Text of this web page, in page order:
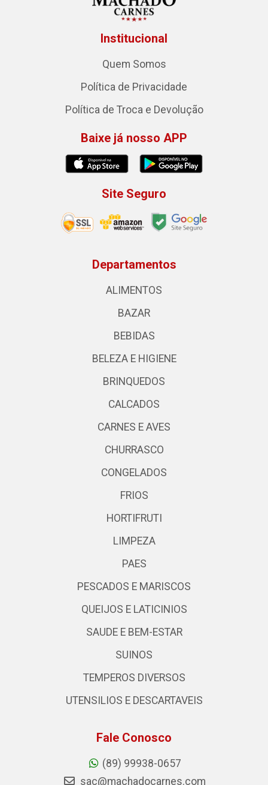
Institucional
Quem Somos
Política de Privacidade
Política de Troca e Devolução
Baixe já nosso APP
Site Seguro
Departamentos
ALIMENTOS
BAZAR
BEBIDAS
BELEZA E HIGIENE
BRINQUEDOS
CALCADOS
CARNES E AVES
CHURRASCO
CONGELADOS
FRIOS
HORTIFRUTI
LIMPEZA
PAES
PESCADOS E MARISCOS
QUEIJOS E LATICINIOS
SAUDE E BEM-ESTAR
SUINOS
TEMPEROS DIVERSOS
UTENSILIOS E DESCARTAVEIS
Fale Conosco
(89) 99938-0657
sac@machadocarnes.com